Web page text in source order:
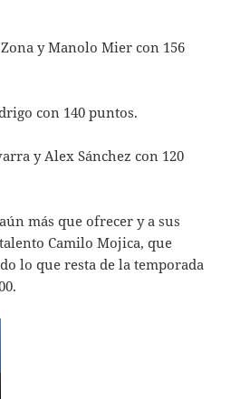
y Manolo Mier con 156
con 140 puntos.
y Alex Sánchez con 120
más que ofrecer y a sus
Camilo Mojica, que
lo que resta de la temporada